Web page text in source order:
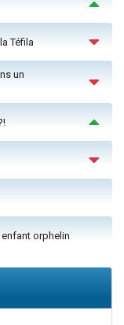
Téfila
un
orphelin